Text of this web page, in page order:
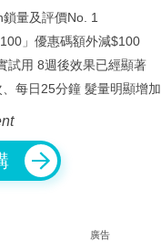
量及評價No. 1
」優惠碼額外減$100
試用 8週後效果已經顯著
每日25分鐘 髮量明顯增加
廣告